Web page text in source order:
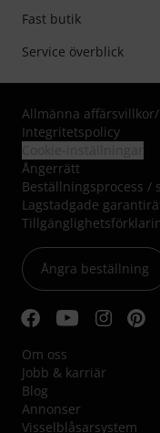
Fast butik
Service överblick
Allmänna affärsvillkor/
Integritetspolicy
Ångerrätt
Beställningsprocess /
Lagstadgade
Ångra beställning
Om oss
Jobb & karriär
Blog
Annonser
Visselblåsarsystem